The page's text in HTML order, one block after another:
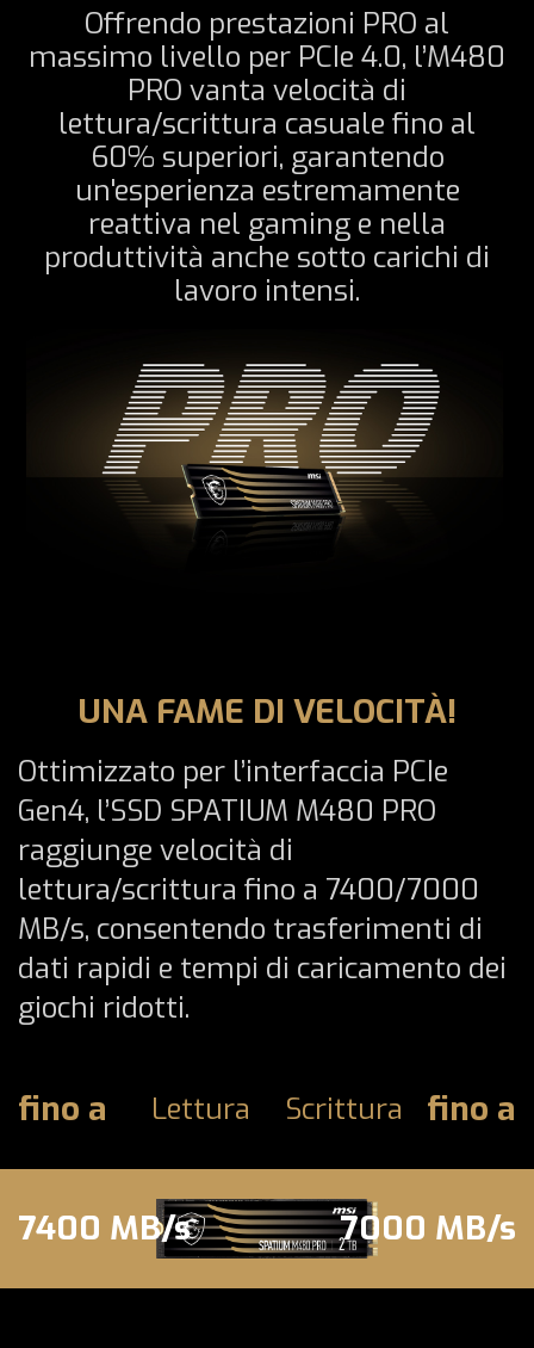
Offrendo prestazioni PRO al
massimo livello per PCIe 4.0, l’M480
PRO vanta velocità di
lettura/scrittura casuale fino al
60% superiori, garantendo
un'esperienza estremamente
reattiva nel gaming e nella
produttività anche sotto carichi di
lavoro intensi.
UNA FAME DI VELOCITÀ!
Ottimizzato per l’interfaccia PCIe
Gen4, l’SSD SPATIUM M480 PRO
raggiunge velocità di
lettura/scrittura fino a 7400/7000
MB/s, consentendo trasferimenti di
dati rapidi e tempi di caricamento dei
giochi ridotti.
fino a Lettura Scrittura fino a
7400 MB/s 7000 MB/s